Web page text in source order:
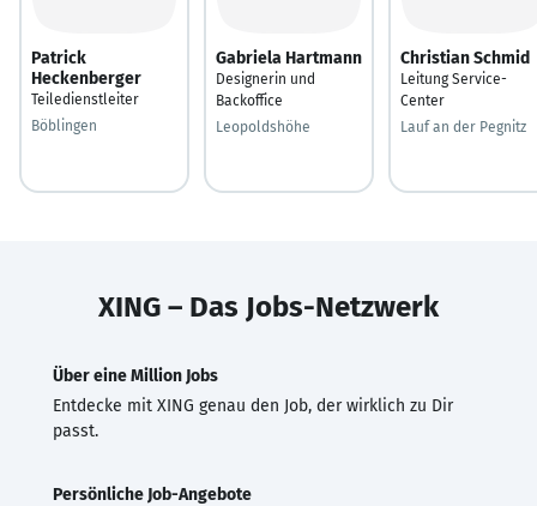
Patrick
Heckenberger
Teiledienstleiter
Böblingen
Gabriela Hartmann
Designerin und
Backoffice
Leopoldshöhe
Christian Schmid
Leitung Service-
Center
Lauf an der Pegnitz
XING – Das Jobs-Netzwerk
Über eine Million Jobs
Entdecke mit XING genau den Job, der wirklich zu Dir
passt.
Persönliche Job-Angebote